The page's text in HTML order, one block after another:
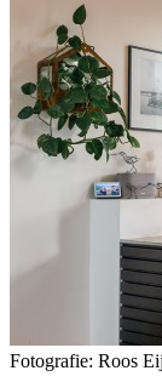
Fotografie: Roos